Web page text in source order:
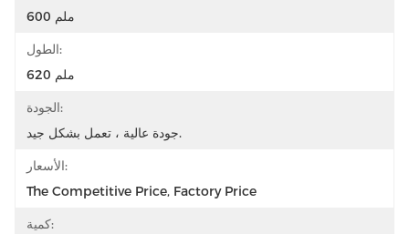
600 ملم
الطول:
620 ملم
الجودة:
جودة عالية ، تعمل بشكل جيد.
الأسعار:
The Competitive Price, Factory Price
كمية: